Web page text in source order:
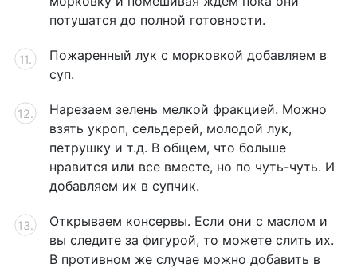
потушатся до полной готовности.
Пожаренный лук с морковкой добавляем в
суп.
Нарезаем зелень мелкой фракцией. Можно
взять укроп, сельдерей, молодой лук,
петрушку и т.д. В общем, что больше
нравится или все вместе, но по чуть-чуть. И
добавляем их в супчик.
Открываем консервы. Если они с маслом и
вы следите за фигурой, то можете слить их.
В противном же случае можно добавить в